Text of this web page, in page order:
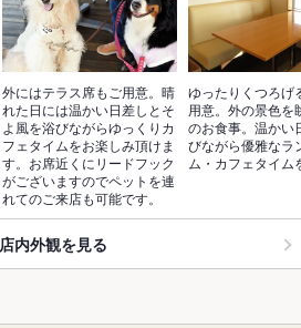
外にはテラス席もご用意。晴
れた日には温かい日差しとそ
よ風を浴びながらゆっくりカ
フェタイムをお楽しみ頂けま
す。お席近くにリードフック
がございますのでペットを連
れてのご来店も可能です。
ゆったりくつろげ
用意。外の景色を
のお食事。温かい
びながら優雅なラ
ム・カフェタイム
店内外観を見る